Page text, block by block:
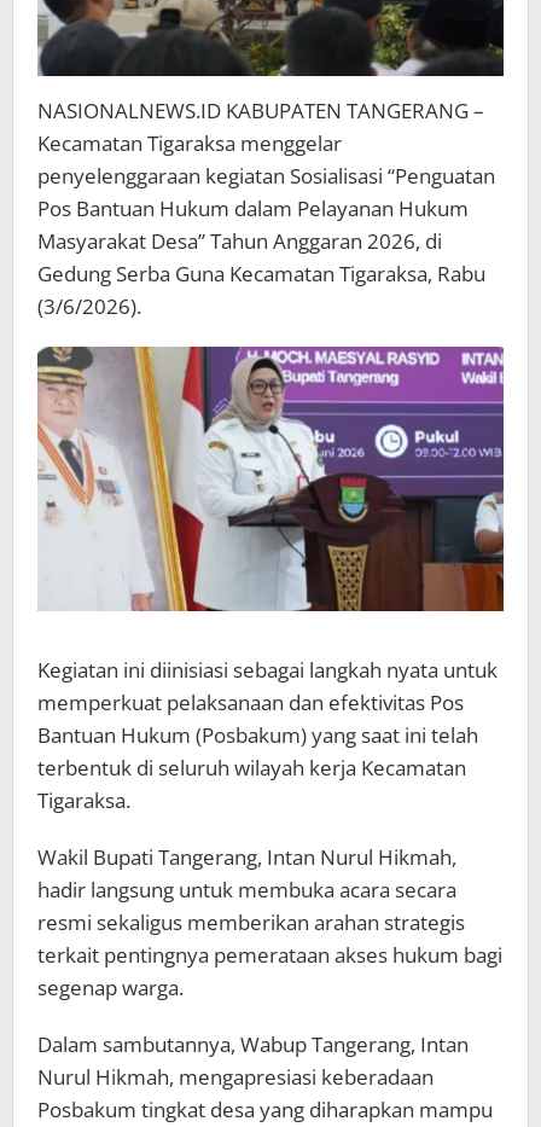
NASIONALNEWS.ID KABUPATEN TANGERANG –
Kecamatan Tigaraksa menggelar
penyelenggaraan kegiatan Sosialisasi “Penguatan
Pos Bantuan Hukum dalam Pelayanan Hukum
Masyarakat Desa” Tahun Anggaran 2026, di
Gedung Serba Guna Kecamatan Tigaraksa, Rabu
(3/6/2026).
Kegiatan ini diinisiasi sebagai langkah nyata untuk
memperkuat pelaksanaan dan efektivitas Pos
Bantuan Hukum (Posbakum) yang saat ini telah
terbentuk di seluruh wilayah kerja Kecamatan
Tigaraksa.
Wakil Bupati Tangerang, Intan Nurul Hikmah,
hadir langsung untuk membuka acara secara
resmi sekaligus memberikan arahan strategis
terkait pentingnya pemerataan akses hukum bagi
segenap warga.
Dalam sambutannya, Wabup Tangerang, Intan
Nurul Hikmah, mengapresiasi keberadaan
Posbakum tingkat desa yang diharapkan mampu